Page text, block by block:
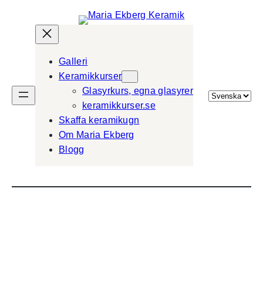
Galleri
Keramikkurser
Glasyrkurs, egna glasyrer
keramikkurser.se
Skaffa keramikugn
Om Maria Ekberg
Blogg
Välj